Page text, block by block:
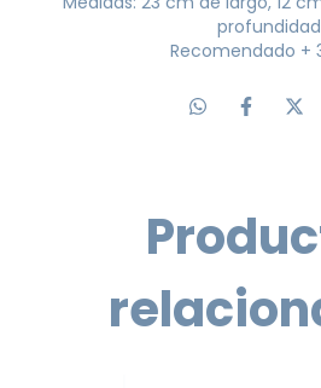
Recomendado +